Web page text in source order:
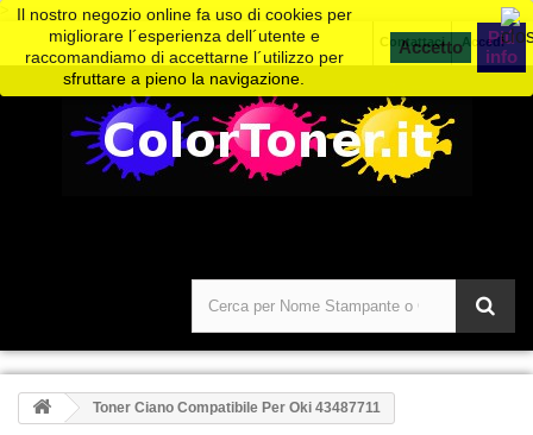
Accedi
Contattaci
Il nostro negozio online fa uso di cookies per
migliorare l´esperienza dell´utente e
raccomandiamo di accettarne l´utilizzo per
sfruttare a pieno la navigazione.
Piú
info
Toner Ciano Compatibile Per Oki 43487711